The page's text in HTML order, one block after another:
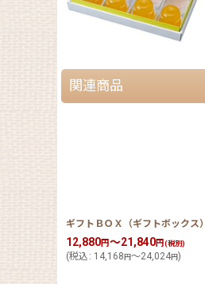
関連商品
ギフトＢＯＸ（ギフトボック
12,880円～21,840円(税別)
(税込 : 14,168円～24,024円)